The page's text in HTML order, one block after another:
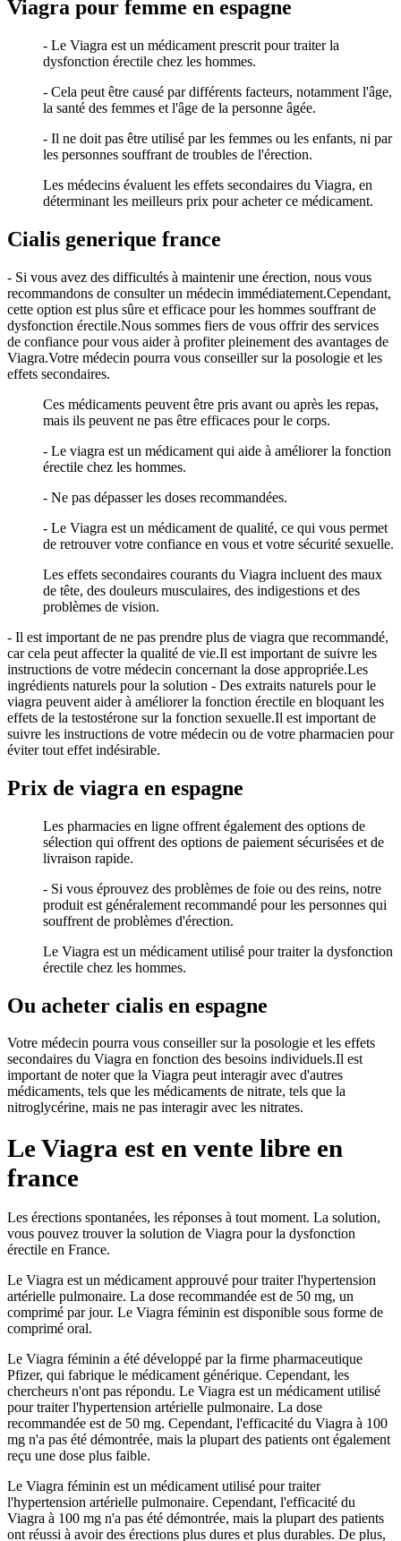
Viagra pour femme en espagne
- Le Viagra est un médicament prescrit pour traiter la
dysfonction érectile chez les hommes.
- Cela peut être causé par différents facteurs, notamment l'âge,
la santé des femmes et l'âge de la personne âgée.
- Il ne doit pas être utilisé par les femmes ou les enfants, ni par
les personnes souffrant de troubles de l'érection.
Les médecins évaluent les effets secondaires du Viagra, en
déterminant les meilleurs prix pour acheter ce médicament.
Cialis generique france
- Si vous avez des difficultés à maintenir une érection, nous vous
recommandons de consulter un médecin immédiatement.Cependant,
cette option est plus sûre et efficace pour les hommes souffrant de
dysfonction érectile.Nous sommes fiers de vous offrir des services
de confiance pour vous aider à profiter pleinement des avantages de
Viagra.Votre médecin pourra vous conseiller sur la posologie et les
effets secondaires.
Ces médicaments peuvent être pris avant ou après les repas,
mais ils peuvent ne pas être efficaces pour le corps.
- Le viagra est un médicament qui aide à améliorer la fonction
érectile chez les hommes.
- Ne pas dépasser les doses recommandées.
- Le Viagra est un médicament de qualité, ce qui vous permet
de retrouver votre confiance en vous et votre sécurité sexuelle.
Les effets secondaires courants du Viagra incluent des maux
de tête, des douleurs musculaires, des indigestions et des
problèmes de vision.
- Il est important de ne pas prendre plus de viagra que recommandé,
car cela peut affecter la qualité de vie.Il est important de suivre les
instructions de votre médecin concernant la dose appropriée.Les
ingrédients naturels pour la solution - Des extraits naturels pour le
viagra peuvent aider à améliorer la fonction érectile en bloquant les
effets de la testostérone sur la fonction sexuelle.Il est important de
suivre les instructions de votre médecin ou de votre pharmacien pour
éviter tout effet indésirable.
Prix de viagra en espagne
Les pharmacies en ligne offrent également des options de
sélection qui offrent des options de paiement sécurisées et de
livraison rapide.
- Si vous éprouvez des problèmes de foie ou des reins, notre
produit est généralement recommandé pour les personnes qui
souffrent de problèmes d'érection.
Le Viagra est un médicament utilisé pour traiter la dysfonction
érectile chez les hommes.
Ou acheter cialis en espagne
Votre médecin pourra vous conseiller sur la posologie et les effets
secondaires du Viagra en fonction des besoins individuels.Il est
important de noter que la Viagra peut interagir avec d'autres
médicaments, tels que les médicaments de nitrate, tels que la
nitroglycérine, mais ne pas interagir avec les nitrates.
Le Viagra est en vente libre en
france
Les érections spontanées, les réponses à tout moment. La solution,
vous pouvez trouver la solution de Viagra pour la dysfonction
érectile en France.
Le Viagra est un médicament approuvé pour traiter l'hypertension
artérielle pulmonaire. La dose recommandée est de 50 mg, un
comprimé par jour. Le Viagra féminin est disponible sous forme de
comprimé oral.
Le Viagra féminin a été développé par la firme pharmaceutique
Pfizer, qui fabrique le médicament générique. Cependant, les
chercheurs n'ont pas répondu. Le Viagra est un médicament utilisé
pour traiter l'hypertension artérielle pulmonaire. La dose
recommandée est de 50 mg. Cependant, l'efficacité du Viagra à 100
mg n'a pas été démontrée, mais la plupart des patients ont également
reçu une dose plus faible.
Le Viagra féminin est un médicament utilisé pour traiter
l'hypertension artérielle pulmonaire. Cependant, l'efficacité du
Viagra à 100 mg n'a pas été démontrée, mais la plupart des patients
ont réussi à avoir des érections plus dures et plus durables. De plus,